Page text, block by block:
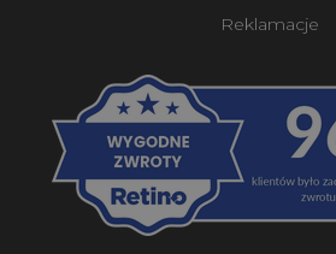
Reklamacje